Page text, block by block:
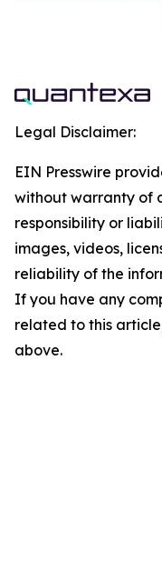
Legal Disclaimer:
EIN Presswire
without warranty of
responsibility or
images, videos,
reliability of the
If you have any
related to this
above.